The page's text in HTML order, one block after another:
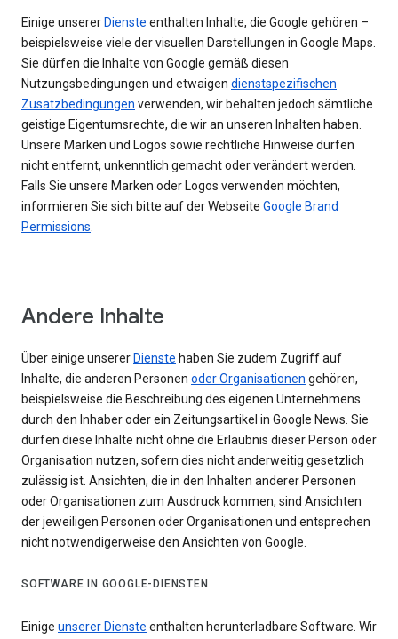
Einige unserer Dienste enthalten Inhalte, die Google gehören –
beispielsweise viele der visuellen Darstellungen in Google Maps.
Sie dürfen die Inhalte von Google gemäß diesen
Nutzungsbedingungen und etwaigen dienstspezifischen
Zusatzbedingungen verwenden, wir behalten jedoch sämtliche
geistige Eigentumsrechte, die wir an unseren Inhalten haben.
Unsere Marken und Logos sowie rechtliche Hinweise dürfen
nicht entfernt, unkenntlich gemacht oder verändert werden.
Falls Sie unsere Marken oder Logos verwenden möchten,
informieren Sie sich bitte auf der Webseite Google Brand
Permissions
Andere Inhalte
Über einige unserer Dienste haben Sie zudem Zugriff auf
Inhalte, die anderen Personen oder Organisationen gehören,
beispielsweise die Beschreibung des eigenen Unternehmens
durch den Inhaber oder ein Zeitungsartikel in Google News. Sie
dürfen diese Inhalte nicht ohne die Erlaubnis dieser Person oder
Organisation nutzen, sofern dies nicht anderweitig gesetzlich
zulässig ist. Ansichten, die in den Inhalten anderer Personen
oder Organisationen zum Ausdruck kommen, sind Ansichten
der jeweiligen Personen oder Organisationen und entsprechen
nicht notwendigerweise den Ansichten von Google.
SOFTWARE IN GOOGLE-DIENSTEN
Einige unserer Dienste enthalten herunterladbare Software. Wir